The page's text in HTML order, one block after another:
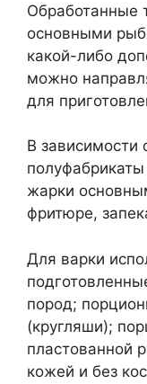
Обработанные
основными
какой-либо
можно
для
В зависимости
жарки
фритюре,
Для варки
пород;
(кругляши);
пластованной
кожей и без